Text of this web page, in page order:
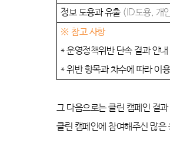
정보 도용과 유출 (ID도용, 개
※참고 사항
*운영정책위반 단속 결과 안
*위반 항목과 차수에 따라 이
그 다음으로는 클린 캠페인 결
클린 캠페인에 참여해주신 많